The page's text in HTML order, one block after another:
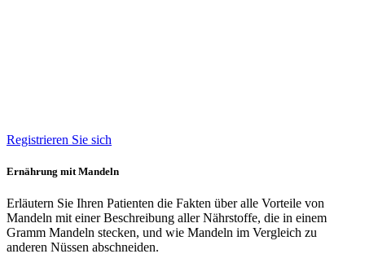
Registrieren Sie sich
Ernährung mit Mandeln
Erläutern Sie Ihren Patienten die Fakten über alle Vorteile von
Mandeln mit einer Beschreibung aller Nährstoffe, die in einem
Gramm Mandeln stecken, und wie Mandeln im Vergleich zu
anderen Nüssen abschneiden.